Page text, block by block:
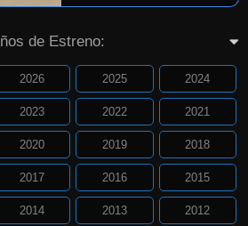
de Estreno:
2026 2025 2024
2023 2022 2021
2020 2019 2018
2017 2016 2015
2014 2013 2012